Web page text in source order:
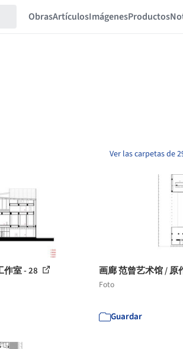
ObrasArtículosImágenesProductos
Ver las carpetas de
室 - 28 画廊 范曾艺术馆 / 原
Foto
Guardar